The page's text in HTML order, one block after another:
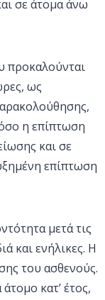
σε άτομα άνω
προκαλούνται
ως
η επίπτωση
και σε
επίπτωση
μετά τις
και ενήλικες. Η
του ασθενούς.
κατ’ έτος,